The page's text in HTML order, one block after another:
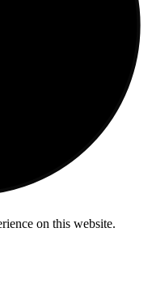
on this website.